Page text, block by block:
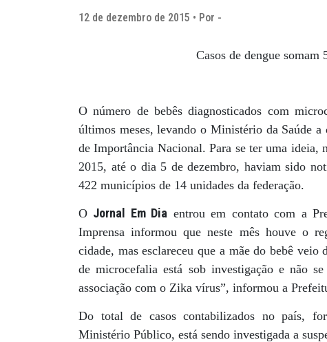
12 de dezembro de 2015 • Por -
Casos de dengue
O número de bebês diagnosticados com
últimos meses, levando o Ministério da Saúde
de Importância Nacional. Para se ter uma ideia,
2015, até o dia 5 de dezembro, haviam sido
422 municípios de 14 unidades da federação.
O Jornal Em Dia entrou em contato com a
Imprensa informou que neste mês houve o
cidade, mas esclareceu que a mãe do bebê
de microcefalia está sob investigação e não
associação com o Zika vírus”, informou a
Do total de casos contabilizados no país,
Ministério Público, está sendo investigada a